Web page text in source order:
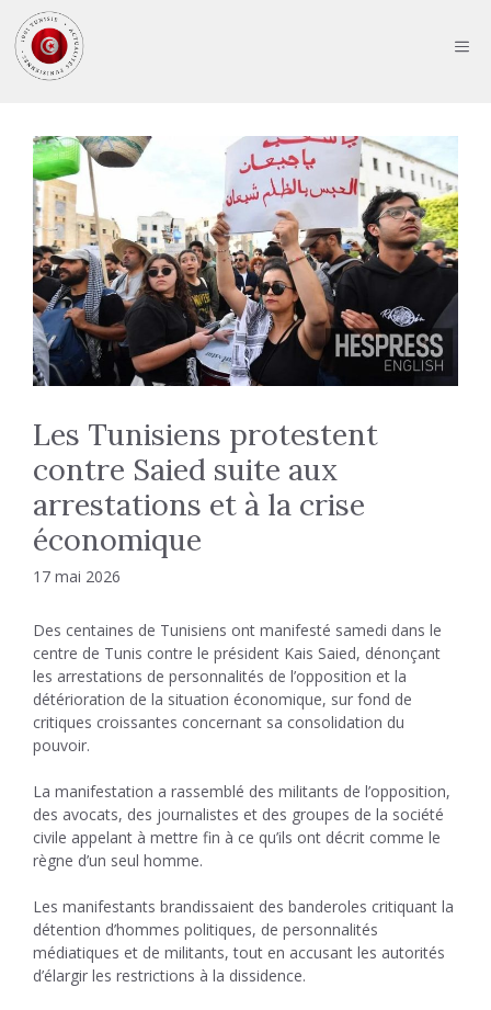
au
contenu
Les Tunisiens protestent
contre Saied suite aux
arrestations et à la crise
économique
17 mai 2026
Des centaines de Tunisiens ont manifesté samedi dans le
centre de Tunis contre le président Kais Saied, dénonçant
les arrestations de personnalités de l’opposition et la
détérioration de la situation économique, sur fond de
critiques croissantes concernant sa consolidation du
pouvoir.
La manifestation a rassemblé des militants de l’opposition,
des avocats, des journalistes et des groupes de la société
civile appelant à mettre fin à ce qu’ils ont décrit comme le
règne d’un seul homme.
Les manifestants brandissaient des banderoles critiquant la
détention d’hommes politiques, de personnalités
médiatiques et de militants, tout en accusant les autorités
d’élargir les restrictions à la dissidence.